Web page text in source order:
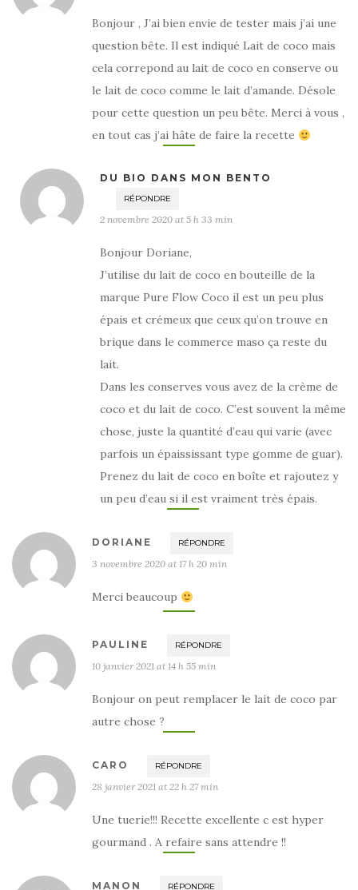
Bonjour , J’ai bien envie de tester mais j’ai une
question bête. Il est indiqué Lait de coco mais
cela correpond au lait de coco en conserve ou
le lait de coco comme le lait d’amande. Désole
pour cette question un peu bête. Merci à vous ,
en tout cas j’ai hâte de faire la recette
DU BIO DANS MON BENTO
RÉPONDRE
2 novembre 2020 at 5 h 33 min
Bonjour Doriane,
J’utilise du lait de coco en bouteille de la
marque Pure Flow Coco il est un peu plus
épais et crémeux que ceux qu’on trouve en
brique dans le commerce maso ça reste du
lait.
Dans les conserves vous avez de la crème de
coco et du lait de coco. C’est souvent la même
chose, juste la quantité d’eau qui varie (avec
parfois un épaississant type gomme de guar).
Prenez du lait de coco en boîte et rajoutez y
un peu d’eau si il est vraiment très épais.
DORIANE RÉPONDRE
3 novembre 2020 at 17 h 20 min
Merci beaucoup
PAULINE RÉPONDRE
10 janvier 2021 at 14 h 55 min
Bonjour on peut remplacer le lait de coco par
autre chose ?
CARO RÉPONDRE
28 janvier 2021 at 22 h 27 min
Une tuerie!!! Recette excellente c est hyper
gourmand . A refaire sans attendre !!
MANON RÉPONDRE